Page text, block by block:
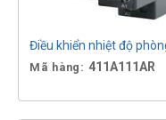
Điều khiển nhiệt độ
Mã hàng: 411A111AR